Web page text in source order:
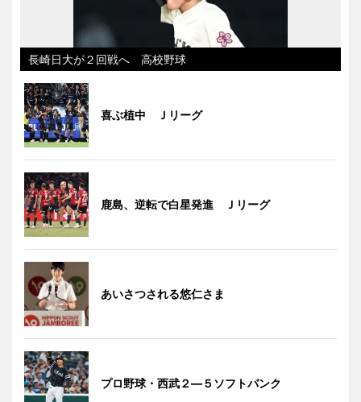
長崎日大が２回戦へ 高校野球
喜ぶ植中 Ｊリーグ
鹿島、逆転で白星発進 Ｊリーグ
あいさつされる悠仁さま
プロ野球・西武２―５ソフトバンク